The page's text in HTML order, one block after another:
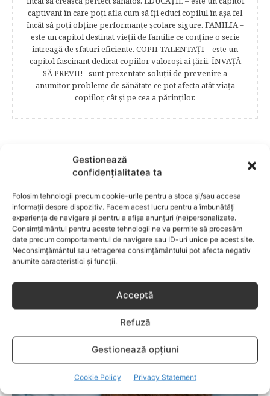
Gestionează
confidențialitatea ta
Folosim tehnologii precum cookie-urile pentru a stoca și/sau accesa
informații despre dispozitiv. Facem acest lucru pentru a îmbunătăți
experiența de navigare și pentru a afișa anunțuri (ne)personalizate.
Consimțământul pentru aceste tehnologii ne va permite să procesăm
date precum comportamentul de navigare sau ID-uri unice pe acest site.
Neconsimțământul sau retragerea consimțământului pot afecta negativ
anumite caracteristici și funcții.
Acceptă
Refuză
Gestionează opțiuni
Cookie Policy Privacy Statement
captivant în care poţi afla cum să îţi educi copilul în aşa fel
încât să poţi obţine performanţe şcolare sigure. FAMILIA –
este un capitol destinat vieţii de familie ce conţine o serie
întreagă de sfaturi eficiente. COPII TALENTAŢI – este un
capitol fascinant dedicat copiilor valoroși ai țării. ÎNVAŢĂ
SĂ PREVII! –sunt prezentate soluţii de prevenire a
anumitor probleme de sănătate ce pot afecta atât viaţa
copiilor, cât şi pe cea a părinţilor.
Ce trebuie schimbat în dormitor atunci când
bebe doarme cu părinţii